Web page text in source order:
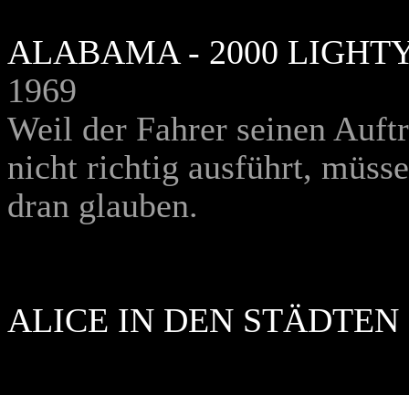
ALABAMA - 2000
1969
Weil der Fahrer seinen
nicht richtig ausführt,
dran glauben.
ALICE IN DEN STÄDTEN